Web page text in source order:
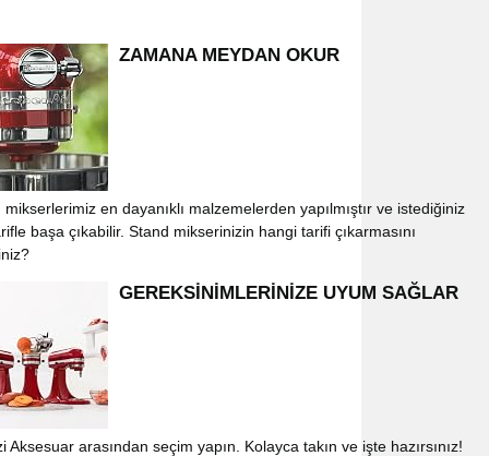
ZAMANA MEYDAN OKUR
en dayanıklı malzemelerden yapılmıştır ve istediğiniz
başa çıkabilir. Stand mikserinizin hangi tarifi çıkarmasını
GEREKSİNİMLERİNİZE UYUM SAĞLAR
Aksesuar arasından seçim yapın. Kolayca takın ve işte hazırsınız!